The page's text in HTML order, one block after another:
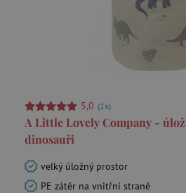
5,0 (2x)
A Little Lovely Company -
dinosauři
velký úložný prostor
PE zátěr na vnitřní straně